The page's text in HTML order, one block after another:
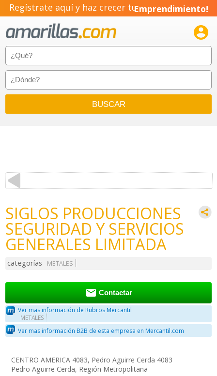
Regístrate aquí y haz crecer tuEmprendimiento!

SIGLOS PRODUCCIONES
SEGURIDAD Y SERVICIOS
GENERALES LIMITADA
categorías METALES
 Contactar
Ver mas información de Rubros Mercantil
METALES
Ver mas información B2B de esta empresa en Mercantil.com
CENTRO AMERICA 4083, Pedro Aguirre Cerda 4083
Pedro Aguirre Cerda, Región Metropolitana